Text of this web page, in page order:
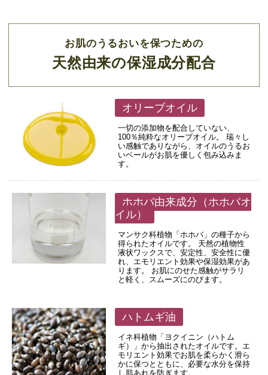
お肌のうるおいを保つための
天然由来の保湿成分配合
オリーブオイル
一切の添加物を配合していない、
100％純粋なオリーブオイル。 瑞々し
い感触でありながら、オイルのうるお
いベールがお肌を優しく包み込みま
す。
ホホバ由来成分（ホホバオ
イル）
マンサク科植物「ホホバ」の種子から
得られたオイルです。 天然の植物性
液状ワックスで、安定性、安全性に優
れ、エモリエント効果や保湿効果があ
ります。 お肌にのせた感触がサラリ
と軽く、スムーズにのびます。
ハトムギ油
イネ科植物「ヨクイニン（ハトム
ギ）」から抽出されたオイルです。エ
モリエント効果でお肌を柔らかく滑ら
かに保つとともに、必要な水分を保持
し肌あれを防ぎます。